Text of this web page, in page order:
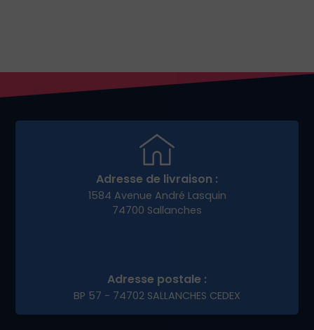
Adresse de livraison :
1584 Avenue André Lasquin
74700 Sallanches
Adresse postale :
BP 57 - 74702 SALLANCHES CEDEX